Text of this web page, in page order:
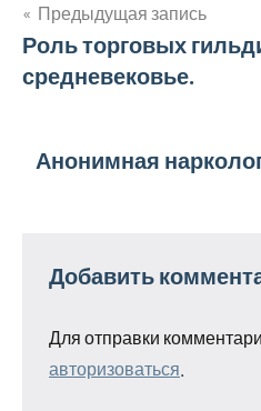
Навигация
по
Предыдущая запись
Роль торговых
средневековье.
Анонимная
Добавить
Для отправки
авторизоваться